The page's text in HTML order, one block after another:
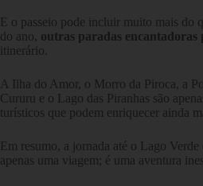
E o passeio pode incluir muito mais do
do ano, outras paradas encantadoras
itinerário.
A Ilha do Amor, o Morro da Piroca, a
Cururu e o Lago das Piranhas são
turísticos que podem enriquecer ainda
Em resumo, a jornada até o Lago
apenas uma viagem; é uma aventura